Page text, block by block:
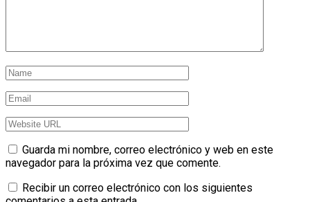
Guarda mi nombre, correo electrónico y web en este
navegador para la próxima vez que comente.
Recibir un correo electrónico con los siguientes